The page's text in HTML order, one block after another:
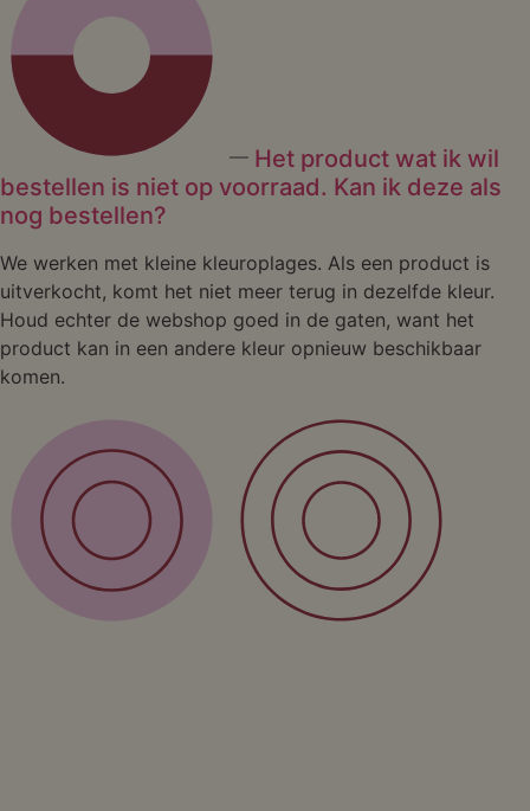
Het product wat ik wil
bestellen is niet op voorraad. Kan ik deze als
nog bestellen?
We werken met kleine kleuroplages. Als een product is
uitverkocht, komt het niet meer terug in dezelfde kleur.
Houd echter de webshop goed in de gaten, want het
product kan in een andere kleur opnieuw beschikbaar
komen.